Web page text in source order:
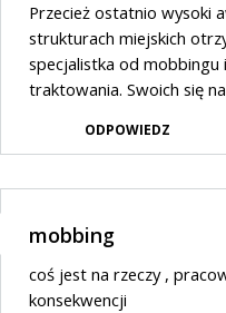
Przecież ostatnio wysoki
strukturach miejskich
specjalistka od mobbingu
traktowania. Swoich się
ODPOWIEDZ
mobbing
coś jest na rzeczy ,
konsekwencji